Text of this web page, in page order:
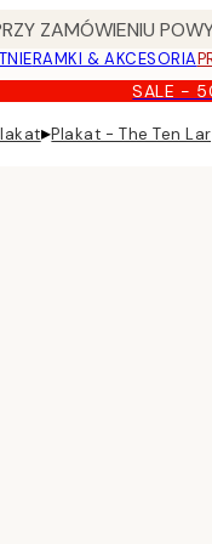
ZAMÓWIENIU
RAMKI & AKCESORIA
SALE -
▸Plakat - The Ten